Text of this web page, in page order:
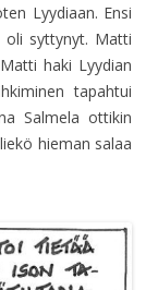
Lyydiaan. Ensi
oli syttynyt. Matti
haki Lyydian
tapahtui
Salmela ottikin
hieman salaa